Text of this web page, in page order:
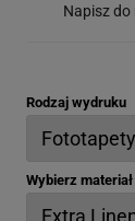
Napisz do
Rodzaj wydruku
Wybierz